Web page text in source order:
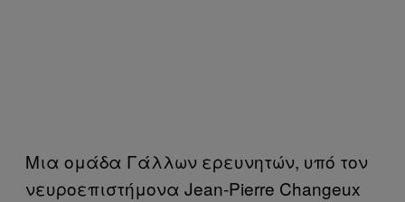
Μια ομάδα Γάλλων ερευνητών, υπό τον
νευροεπιστήμονα Jean-Pierre Changeux